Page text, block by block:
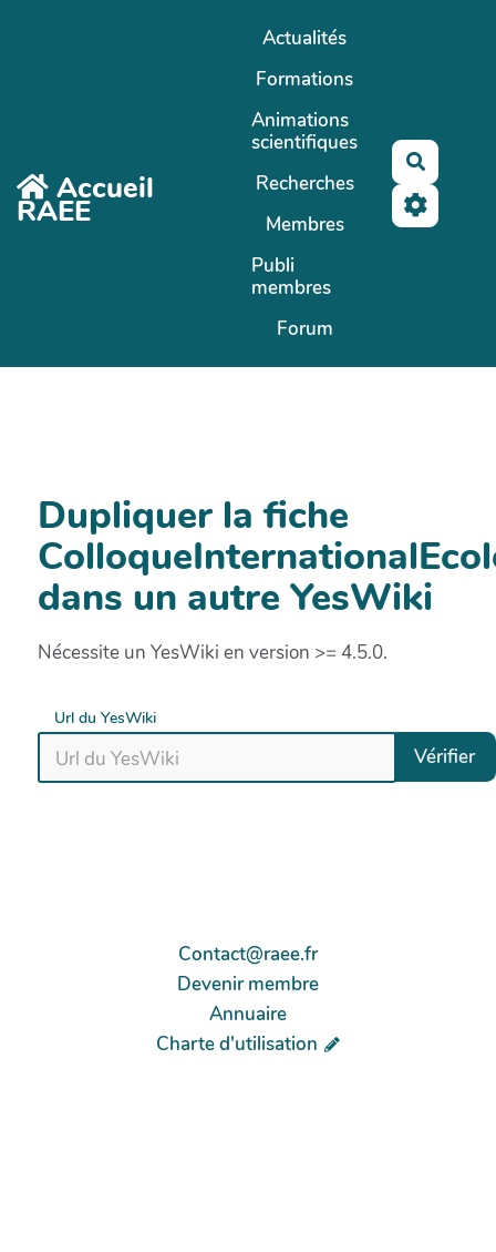
Accueil
RAEE
Actualités
Formations
Animations
scientifiques
Recherches
Membres
Publi
membres
Forum
Dupliquer la fiche
dans un autre YesWiki
Nécessite un YesWiki en version >= 4.5.0.
Url du YesWiki
Vérifier
Contact@raee.fr
Devenir membre
Annuaire
Charte d'utilisation